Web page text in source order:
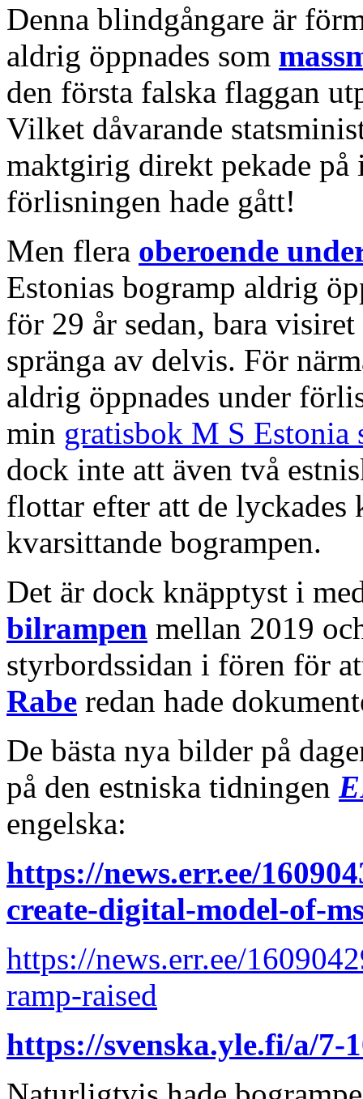
Denna blindgångare är
aldrig öppnades som
den första falska flaggan
Vilket dåvarande
maktgirig direkt pekade på
förlisningen hade gått!
Men flera oberoende
Estonias bogramp aldrig
för 29 år sedan, bara
spränga av delvis. För
aldrig öppnades under
min gratisbok M S Estonia
dock inte att även två
flottar efter att de lyckades
kvarsittande bogrampen.
Det är dock knäpptyst i
bilrampen mellan 2019
styrbordssidan i fören för
Rabe redan hade
De bästa nya bilder på
på den estniska tidningen
engelska:
https://news.err.ee/
create-digital-model-of-
https://news.err.ee/
ramp-raised
https://svenska.yle.fi/a/7-